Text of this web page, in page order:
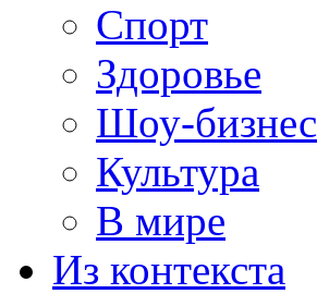
Спорт
Здоровье
Шоу-бизнес
Культура
В мире
Из контекста